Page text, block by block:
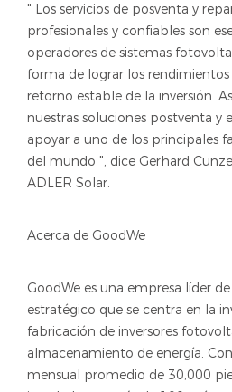
" Los servicios de posventa y
profesionales y confiables son
operadores de sistemas
forma de lograr los
retorno estable de la inversión.
nuestras soluciones postventa y
apoyar a uno de los principales
del mundo ", dice Gerhard
ADLER Solar.
Acerca de GoodWe
GoodWe es una empresa líder
estratégico que se centra en la
fabricación de inversores
almacenamiento de energía.
mensual promedio de 30,000